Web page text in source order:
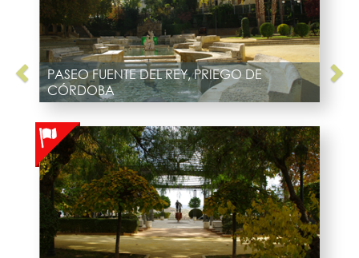
PASEO FUENTE DEL REY, PRIEGO DE
CÓRDOBA